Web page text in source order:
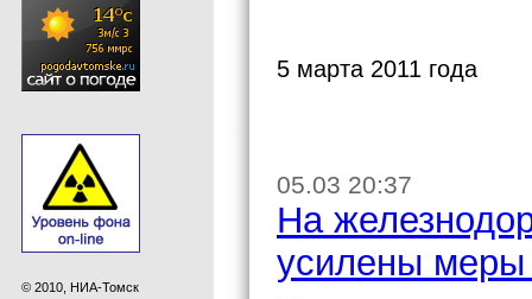
© 2010, НИА-Томск
5 марта 2011 года
05.03 20:37
На
усилены меры